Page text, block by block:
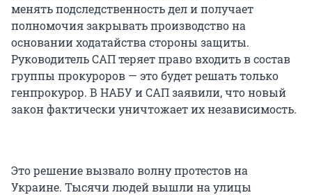
менять подследственность дел и получает
полномочия закрывать производство на
основании ходатайства стороны защиты.
Руководитель САП теряет право входить в состав
группы прокуроров — это будет решать только
генпрокурор. В НАБУ и САП заявили, что новый
закон фактически уничтожает их независимость.
Это решение вызвало волну протестов на
Украине. Тысячи людей вышли на улицы